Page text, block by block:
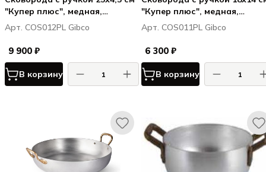
"Купер плюс", медная,
полированная с лужением
внутри
Арт. COS012PL Gibco
9 900 ₽
В корзину
"Купер плюс", медная,
полированная с лужением
внутри
Арт. COS011PL Gibco
6 300 ₽
В корзину